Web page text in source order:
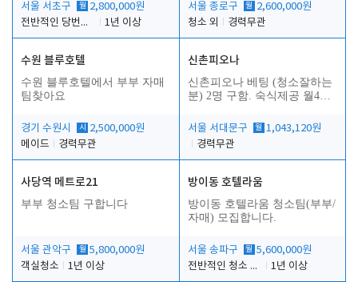
서울 서초구 월 2,800,000원
전반적인 당번업무
1년 이상
서울 종로구 월 2,600,000원
청소 외
경력무관
수원 블루호텔
수원 블루호텔에서 부부 자매
팀찾아요
경기 수원시 시
2,500,000원
메이드
경력무관
신촌피오나
신촌피오나 베팅 (청소잘하는
분) 2명 구함. 숙식제공 월4회
서울 서대문구
월 1,043,120원
경력무관
사당역 메트로21
부부 청소팀 구합니다
서울 관악구 월 5,800,000원
객실청소
1년 이상
방이동 호텔라움
방이동 호텔라움 청소팀(부부/
자매) 모집합니다.
서울 송파구 월 5,600,000원
전반적인 청소 업무(객실청소.객실정리)
1년 이상